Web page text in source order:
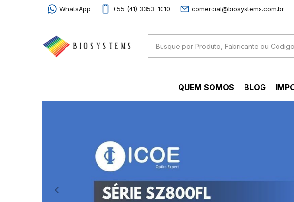
WhatsApp +55 (41) 3353-1010 comercial@biosystems.com.br
QUEM SOMOS BLOG